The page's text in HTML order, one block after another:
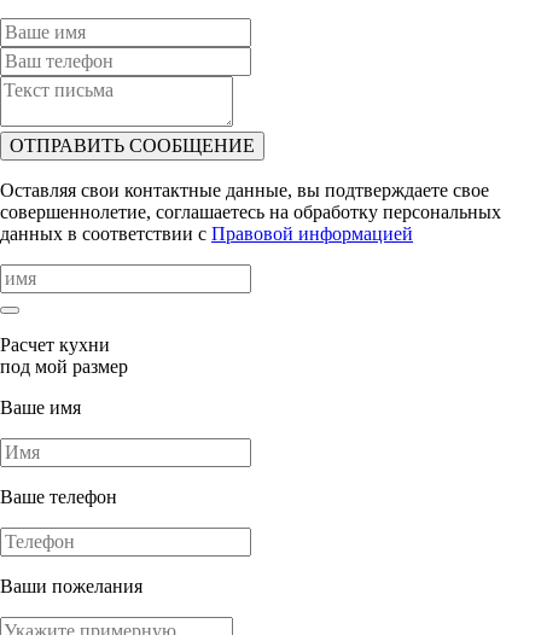
ОТПРАВИТЬ СООБЩЕНИЕ
Оставляя свои контактные данные, вы подтверждаете свое
совершеннолетие, соглашаетесь на обработку персональных
данных в соответствии с Правовой информацией
Расчет кухни
под мой размер
Ваше имя
Ваше телефон
Ваши пожелания